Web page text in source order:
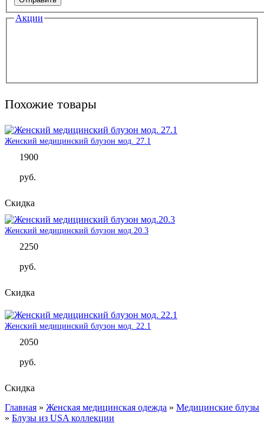
Акции
Похожие товары
Женский медицинский блузон мод. 27.1
1900
руб.
Скидка
Женский медицинский блузон мод.20.3
2250
руб.
Скидка
Женский медицинский блузон мод. 22.1
2050
руб.
Скидка
Вы здесь
Главная » Женская медицинская одежда » Медицинские блузы
» Блузы из USA коллекции